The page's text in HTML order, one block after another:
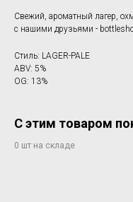
Свежий, ароматный лагер,
с нашими друзьями -
Стиль: LAGER-PALE
ABV: 5%
OG: 13%
С этим товаром